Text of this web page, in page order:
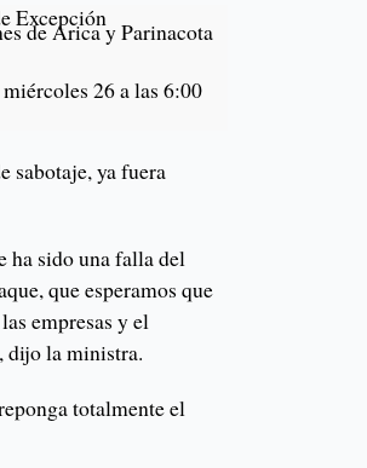
Excepción
de Arica y Parinacota
26 a las 6:00
sabotaje, ya fuera
ha sido una falla del
que esperamos que
empresas y el
dijo la ministra.
totalmente el